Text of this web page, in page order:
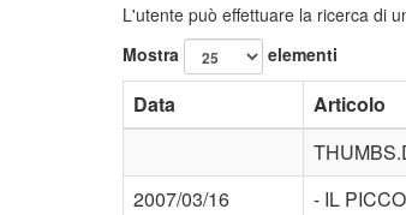
L'utente può effettuare la ricerca di
Mostra
elementi
Data Articolo
2007/03/16
- IL